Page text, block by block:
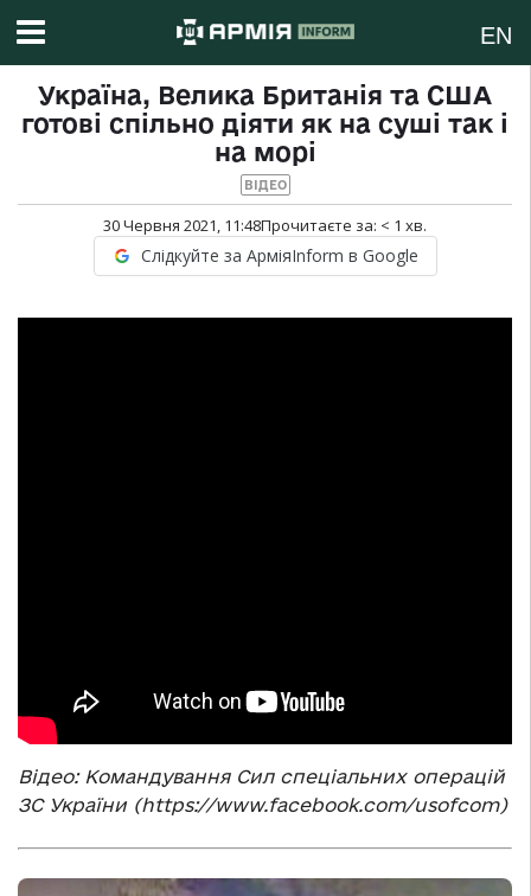
EN
Україна, Велика Британія та США
готові спільно діяти як на суші так і
на морі
ВІДЕО
30 Червня 2021, 11:48Прочитаєте за: < 1 хв.
Слідкуйте за АрміяInform в Google
Відео: Командування Сил спеціальних операцій
ЗС України (https://www.facebook.com/usofcom)